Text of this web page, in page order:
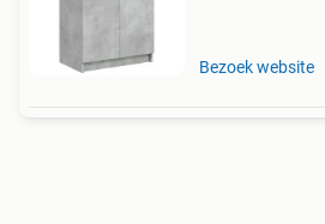
Bezoek website